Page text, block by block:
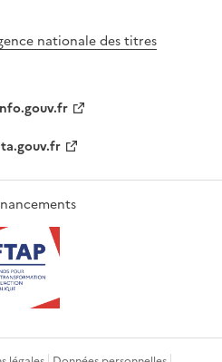
nationale des titres